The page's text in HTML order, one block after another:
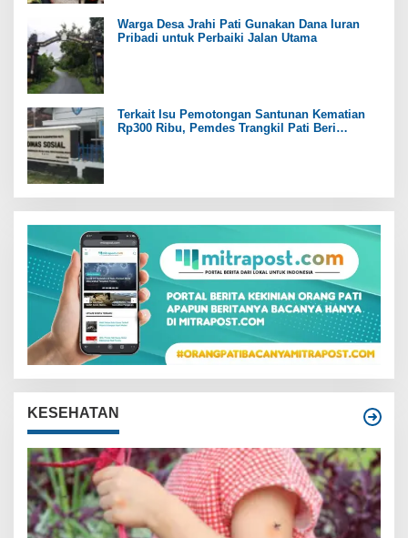
Warga Desa Jrahi Pati Gunakan Dana Iuran
Pribadi untuk Perbaiki Jalan Utama
Terkait Isu Pemotongan Santunan Kematian
Rp300 Ribu, Pemdes Trangkil Pati Beri
KESEHATAN